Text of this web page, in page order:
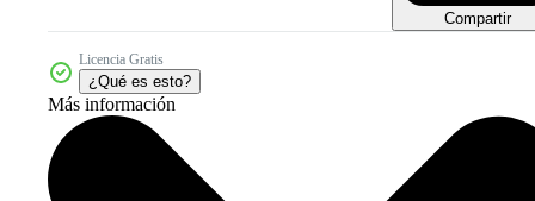
Compartir
Licencia Gratis
¿Qué es esto?
Más información